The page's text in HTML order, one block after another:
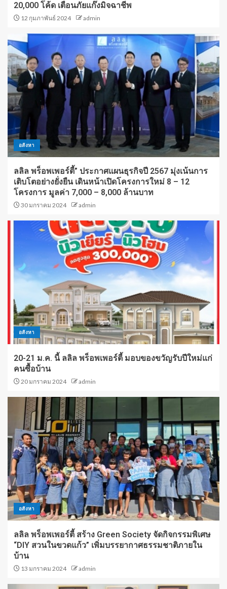
20,000 โค้ด เตือนภัยแก๊งมิจฉาชีพ
12 กุมภาพันธ์ 2024 admin
อสังหา
ลลิล พร็อพเพอร์ตี้” ประกาศแผนธุรกิจปี 2567 มุ่งเน้นการ
เติบโตอย่างยั่งยืน เดินหน้าเปิดโครงการใหม่ 8 – 12
โครงการ มูลค่า 7,000 – 8,000 ล้านบาท
30 มกราคม 2024 admin
อสังหา
20-21 ม.ค. นี้ ลลิล พร็อพเพอร์ตี้ มอบของขวัญรับปีใหม่แก่
คนซื้อบ้าน
20 มกราคม 2024 admin
อสังหา
ลลิล พร็อพเพอร์ตี้ สร้าง Green Society จัดกิจกรรมพิเศษ
“DIY สวนในขวดแก้ว” เพิ่มบรรยากาศธรรมชาติภายใน
บ้าน
13 มกราคม 2024 admin